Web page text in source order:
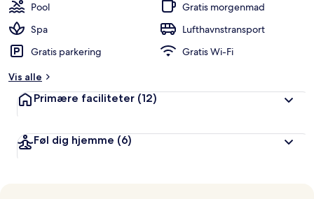
Pool
Gratis morgenmad
Spa
Lufthavnstransport
Gratis parkering
Gratis Wi-Fi
Vis alle
Primære faciliteter (12)
Føl dig hjemme (6)